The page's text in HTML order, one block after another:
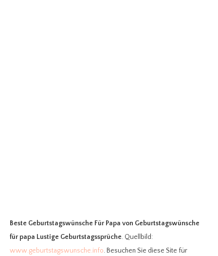
Beste Geburtstagswünsche Für Papa von Geburtstagswünsche
für papa Lustige Geburtstagssprüche. Quellbild:
www.geburtstagswunsche.info. Besuchen Sie diese Site für